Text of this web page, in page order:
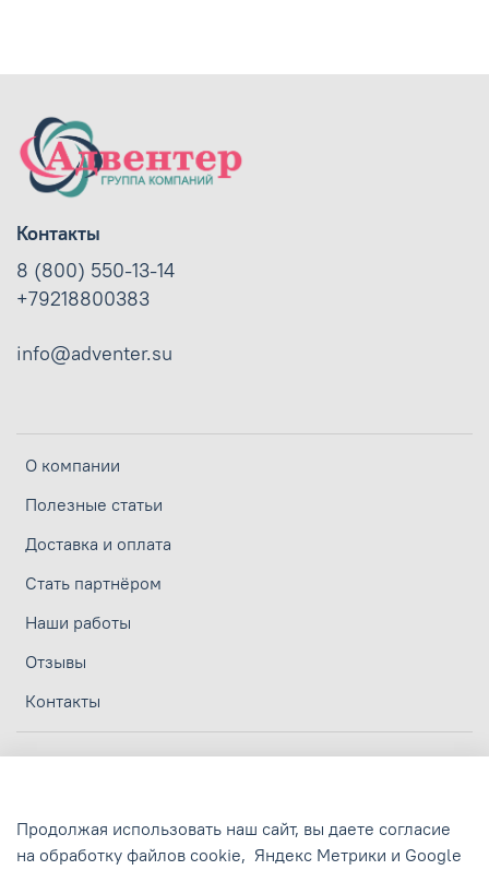
О компании
Полезные статьи
Доставка и оплата
Стать партнёром
Наши работы
Отзывы
Контакты
Личный кабинет
Политика обработки персональных данных
Контакты
8 (800) 550-13-14
+79218800383
info@adventer.su
Продолжая использовать наш сайт, вы даете согласие
на обработку файлов cookie, Яндекс Метрики и Google